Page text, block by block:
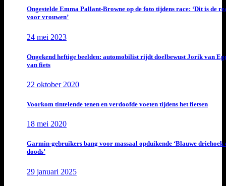
Ongestelde Emma Pallant-Browne op de foto tijdens race: ‘Dit is de
voor vrouwen’
24 mei 2023
Ongekend heftige beelden: automobilist rijdt doelbewust Jorik van
van fiets
22 oktober 2020
Voorkom tintelende tenen en verdoofde voeten tijdens het fietsen
18 mei 2020
Garmin-gebruikers bang voor massaal opduikende ‘Blauwe driehoek
doods’
29 januari 2025